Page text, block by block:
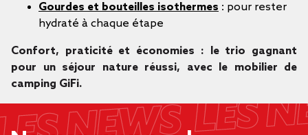
Gourdes et bouteilles isothermes : pour rester
hydraté à chaque étape
Confort, praticité et économies : le trio gagnant
pour un séjour nature réussi, avec le mobilier de
camping GiFi.